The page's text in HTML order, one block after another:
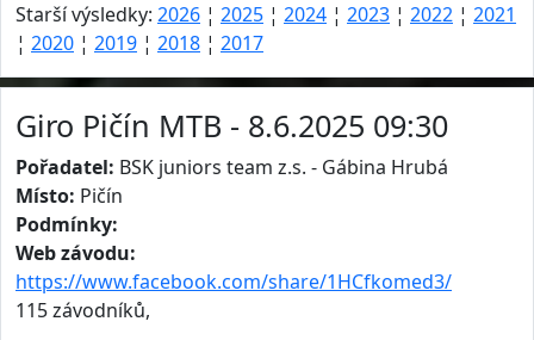
Starší výsledky: 2026 ¦ 2025 ¦ 2024 ¦ 2023 ¦ 2022 ¦ 2021
¦ 2020 ¦ 2019 ¦ 2018 ¦ 2017
Giro Pičín MTB - 8.6.2025 09:30
Pořadatel: BSK juniors team z.s. - Gábina Hrubá
Místo: Pičín
Podmínky:
Web závodu:
https://www.facebook.com/share/1HCfkomed3/
115 závodníků,